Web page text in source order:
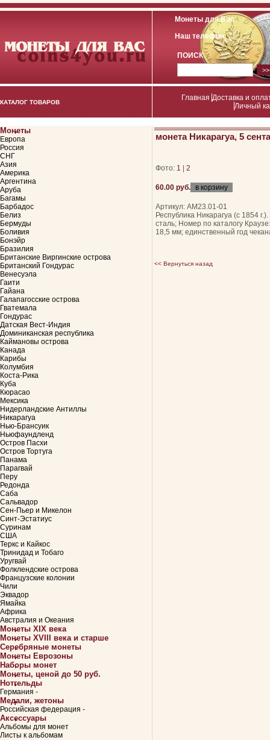
Монеты для Вас
Наш телефон:
ПОИСК
КАТАЛОГ ТОВАРОВ
Главная Доставка и
Личный
Монеты
Европа
Россия
СНГ
Азия
Америка
Аргентина
Аруба
Багамы
Барбадос
Белиз
Бермуды
Боливия
Бонэйр
Бразилия
Британские Виргинские острова
Британский Гондурас
Венесуэла
Гаити
Гайана
Галапагосские острова
Гватемала
Гондурас
Датская Вест-Индия
Доминиканская республика
Каймановы острова
Канада
Карибы
Колумбия
Коста-Рика
Куба
Кюрасао
Мексика
Нидерландские Антиллы
Никарагуа
Нью-Брансуик
Ньюфаундленд
Остров Пасхи
Остров Тортуга
Панама
Парагвай
Перу
Редонда
Саба
Сальвадор
Сен-Пьер и Микелон
Синт-Эстатиус
Суринам
США
Теркс и Кайкос
Тринидад и Тобаго
Уругвай
Фолклендские острова
Французские колонии
Чили
Эквадор
Ямайка
Африка
Австралия и Океания
Монеты XIX века
Монеты XVIII века и старше
Серебряные монеты
Монеты Еврозоны
Наборы монет
Монеты, ценой до 50 руб.
Нотгельды
Германия -
Медали, жетоны
Российская федерация -
Аксессуары
Альбомы для монет
Листы к альбомам
монета Никарагуа, 5
Фото: 1 2
60.00 руб.
Артикул: АМ23.01-01
Республика Никарагуа (с 1854
сталь; Номер по каталогу
18,5 мм; единственный год
<< Вернуться назад